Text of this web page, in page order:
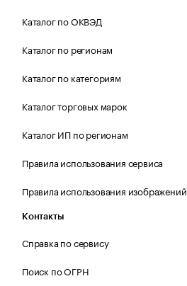
Каталог по ОКВЭД
Каталог по регионам
Каталог по категориям
Каталог торговых марок
Каталог ИП по регионам
Правила использования сервиса
Правила использования изображений
Контакты
Справка по сервису
Поиск по ОГРН